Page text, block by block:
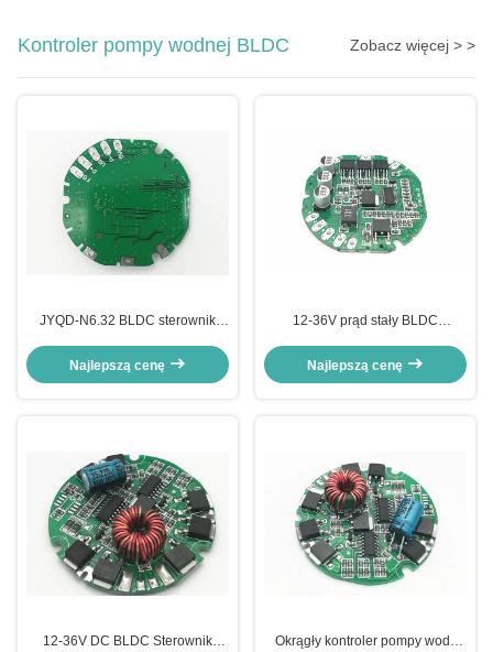
Kontroler pompy wodnej BLDC Zobacz więcej > >
JYQD-N6.32 BLDC sterownik
prądu stałego sterownik
prędkości silnika Prędkości
Najlepszą cenę
12-36V prąd stały BLDC
PWM częstotliwość 1-20KHZ cykl
pracy 0-100%
Najlepszą cenę
12-36V DC BLDC Sterownik
Okrągły kontroler pompy wody